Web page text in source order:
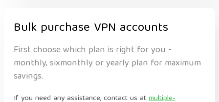
Bulk purchase VPN accounts
First choose which plan is right for you -
monthly, sixmonthly or yearly plan for maximum
savings.
If you need any assistance, contact us atmultiple-